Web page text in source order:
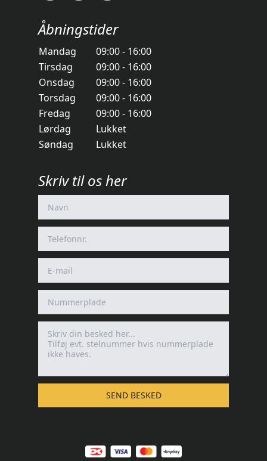
Åbningstider
Mandag
09:00 - 16:00
Tirsdag
09:00 - 16:00
Onsdag
09:00 - 16:00
Torsdag
09:00 - 16:00
Fredag
09:00 - 16:00
Lørdag
Lukket
Søndag
Lukket
Skriv til os her
SEND BESKED